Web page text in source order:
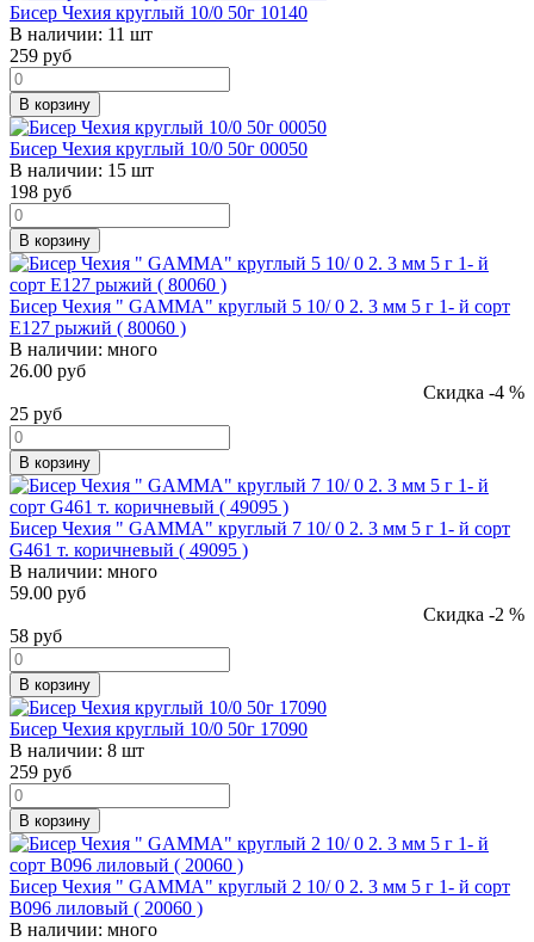
Бисер Чехия круглый 10/0 50г 10140
В наличии: 11 шт
259 руб
В корзину
Бисер Чехия круглый 10/0 50г 00050
В наличии: 15 шт
198 руб
В корзину
Бисер Чехия " GAMMA" круглый 5 10/ 0 2. 3 мм 5 г 1- й сорт
E127 рыжий ( 80060 )
В наличии: много
26.00 руб
Скидка -4 %
25 руб
В корзину
Бисер Чехия " GAMMA" круглый 7 10/ 0 2. 3 мм 5 г 1- й сорт
G461 т. коричневый ( 49095 )
В наличии: много
59.00 руб
Скидка -2 %
58 руб
В корзину
Бисер Чехия круглый 10/0 50г 17090
В наличии: 8 шт
259 руб
В корзину
Бисер Чехия " GAMMA" круглый 2 10/ 0 2. 3 мм 5 г 1- й сорт
B096 лиловый ( 20060 )
В наличии: много